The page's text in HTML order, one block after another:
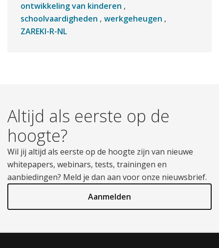
ontwikkeling van kinderen
schoolvaardigheden
werkgeheugen
ZAREKI-R-NL
Altijd als eerste op de
hoogte?
Wil jij altijd als eerste op de hoogte zijn van nieuwe
whitepapers, webinars, tests, trainingen en
aanbiedingen? Meld je dan aan voor onze nieuwsbrief.
Aanmelden